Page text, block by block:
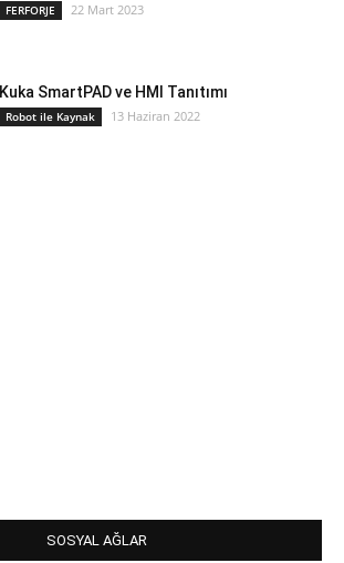
FERFORJE 22 Mart 2023
Kuka SmartPAD ve HMI Tanıtımı
Robot ile Kaynak 13 Haziran 2022
SOSYAL AĞLAR